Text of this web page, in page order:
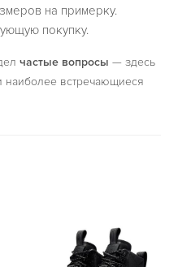
на примерку.
покупку.
частые вопросы — здесь
встречающиеся